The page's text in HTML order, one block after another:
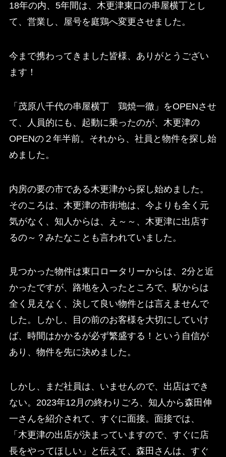
18年の内、5年間は、木更津東口の串屋横丁とし
て、営業し、屋号を庭鶏へ変更させました。
今まで携わってきました皆様、ありがとうござい
ます！
「茂原八千代の串屋横丁 鶏焼一徹」をOPENさせ
て、人員的にも、起動に乗ったのが、木更津の
OPENの２年半前。それから、社員と物件を探し始
めました。
内房の要の市である木更津から探し始めました。
そのころは、木更津の市街地は、今よりも全く元
気がなく、知人からは、え～～、木更津に出店す
るの～？みたなことも言われていました。
見つかった物件は東口ロータリーからは、2分と近
かったですが、路地を入ったところで、駅からは
全く見えなく、決して良い物件とは言えませんで
した。しかし、目の前のお客様を大切にしていけ
ば、時間はかかるが必ず繁盛する！という自信が
あり、物件を先に決めました。
しかし、まだ社員は、いませんので、出店はでき
ない。2023年12月の終わりごろ、知人から森田伸
一さんを紹介されて、すぐに面接。面接では、
「木更津の出店が決まっていますので、すぐに店
長をやってほしい」と伝えて、森田さんは、すぐ